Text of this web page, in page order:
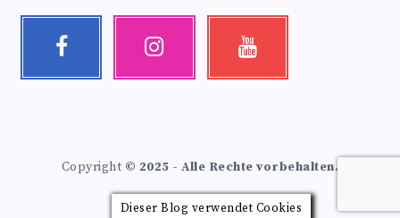
Facebook Instagram Youtube
Copyright © 2025 - Alle Rechte vorbehalten.
Dieser Blog verwendet Cookies